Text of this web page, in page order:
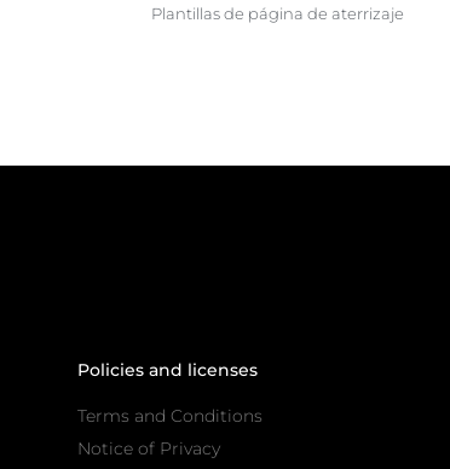
Plantillas de página de aterrizaje
Policies and licenses
Terms and Conditions
Notice of Privacy